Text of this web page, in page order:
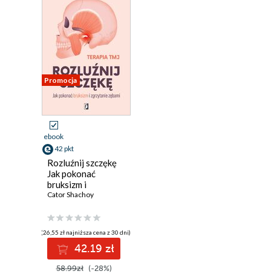
Promocja
ebook
42 pkt
Rozluźnij szczękę
Jak pokonać
bruksizm i
zgrzytanie zębami
Cator Shachoy
(26,55 zł najniższa cena z 30 dni)
42.19 zł
58.99zł (-28%)